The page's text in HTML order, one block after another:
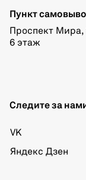
Пункт
Проспект Мира,
6 этаж
Следите за
VK
Яндекс Дзен